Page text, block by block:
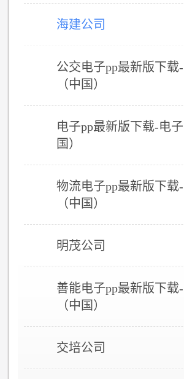
海建公司
公交电子pp最新版下载
（中国）
电子pp最新版下载-电
国）
物流电子pp最新版下载
（中国）
明茂公司
善能电子pp最新版下载
（中国）
交培公司